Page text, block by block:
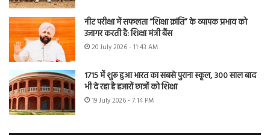
नीट परीक्षा में सफलता “शिक्षा क्रांति” के व्यापक प्रभाव को
उजागर करती है: शिक्षा मंत्री बैंस
20 July 2026 - 11:43 AM
1715 में शुरू हुआ भारत का सबसे पुराना स्कूल, 300 साल बाद
भी दे रहा है हजारों छात्रों को शिक्षा
19 July 2026 - 7:14 PM